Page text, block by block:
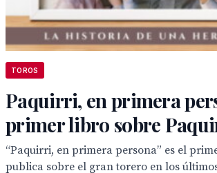
TOROS
Paquirri, en primera
primer libro sobre
“Paquirri, en primera persona” es el
publica sobre el gran torero en los